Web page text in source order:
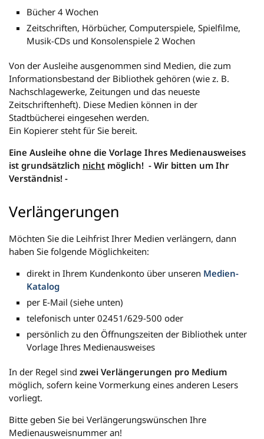
Bücher 4 Wochen
Zeitschriften, Hörbücher, Computerspiele, Spielfilme,
Musik-CDs und Konsolenspiele 2 Wochen
Von der Ausleihe ausgenommen sind Medien, die zum
Informationsbestand der Bibliothek gehören (wie z. B.
Nachschlagewerke, Zeitungen und das neueste
Zeitschriftenheft). Diese Medien können in der
Stadtbücherei eingesehen werden.
Ein Kopierer steht für Sie bereit.
Eine Ausleihe ohne die Vorlage Ihres Medienausweises
ist grundsätzlich nicht möglich! - Wir bitten um Ihr
Verständnis! -
Verlängerungen
Möchten Sie die Leihfrist Ihrer Medien verlängern, dann
haben Sie folgende Möglichkeiten:
direkt in Ihrem Kundenkonto über unseren Medien-
Katalog
per E-Mail (siehe unten)
telefonisch unter 02451/629-500 oder
persönlich zu den Öffnungszeiten der Bibliothek unter
Vorlage Ihres Medienausweises
In der Regel sind zwei Verlängerungen pro Medium
möglich, sofern keine Vormerkung eines anderen Lesers
vorliegt.
Bitte geben Sie bei Verlängerungswünschen Ihre
Medienausweisnummer an!